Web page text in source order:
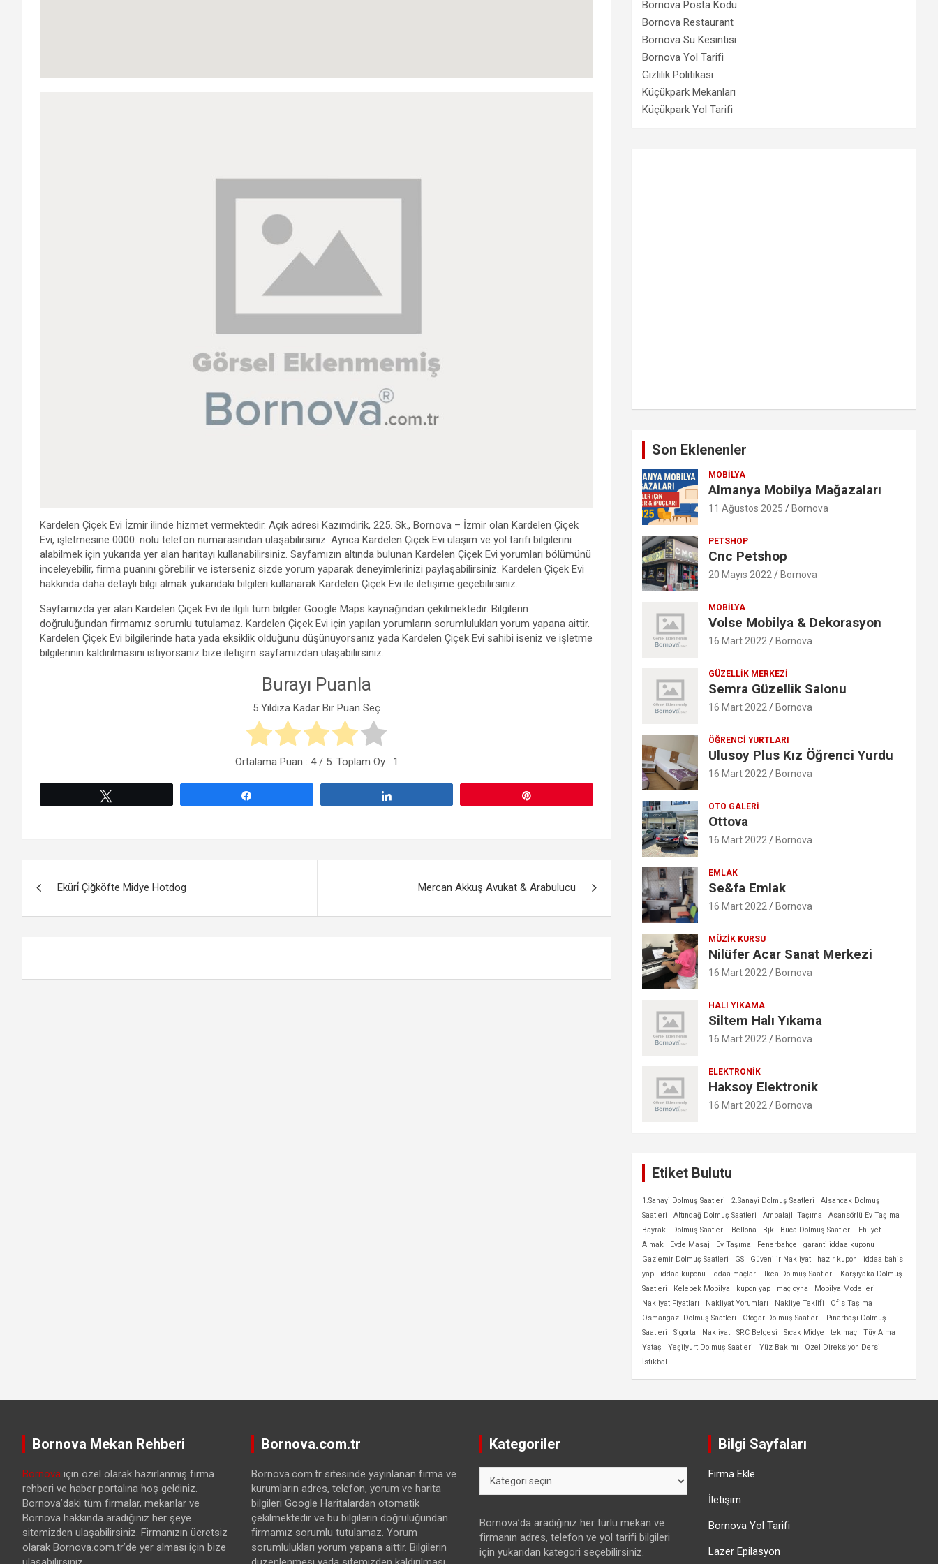
Kardelen Çiçek Evi İzmir ilinde hizmet vermektedir. Açık adresi Kazımdirik, 225. Sk., Bornova – İzmir olan Kardelen Çiçek
Evi, işletmesine 0000. nolu telefon numarasından ulaşabilirsiniz. Ayrıca Kardelen Çiçek Evi ulaşım ve yol tarifi bilgilerini
alabilmek için yukarıda yer alan haritayı kullanabilirsiniz. Sayfamızın altında bulunan Kardelen Çiçek Evi yorumları bölümünü
inceleyebilir, firma puanını görebilir ve isterseniz sizde yorum yaparak deneyimlerinizi paylaşabilirsiniz. Kardelen Çiçek Evi
hakkında daha detaylı bilgi almak yukarıdaki bilgileri kullanarak Kardelen Çiçek Evi ile iletişime geçebilirsiniz.
Sayfamızda yer alan Kardelen Çiçek Evi ile ilgili tüm bilgiler Google Maps kaynağından çekilmektedir. Bilgilerin
doğruluğundan firmamız sorumlu tutulamaz. Kardelen Çiçek Evi için yapılan yorumların sorumlulukları yorum yapana aittir.
Kardelen Çiçek Evi bilgilerinde hata yada eksiklik olduğunu düşünüyorsanız yada Kardelen Çiçek Evi sahibi iseniz ve işletme
bilgilerinin kaldırılmasını istiyorsanız bize iletişim sayfamızdan ulaşabilirsiniz.
Burayı Puanla
5 Yıldıza Kadar Bir Puan Seç
Ortalama Puan : 4/ 5. Toplam Oy : 1
gezinmesi
Eküri̇ Çiğköfte Midye Hotdog Mercan Akkuş Avukat & Arabulucu
Bornova Posta Kodu
Bornova Restaurant
Bornova Su Kesintisi
Bornova Yol Tarifi
Gizlilik Politikası
Küçükpark Mekanları
Küçükpark Yol Tarifi
Son Eklenenler
MOBILYA
Almanya Mobilya Mağazaları
11 Ağustos 2025 Bornova
PETSHOP
Cnc Petshop
20 Mayıs 2022 Bornova
MOBILYA
Volse Mobilya & Dekorasyon
16 Mart 2022 Bornova
GÜZELLIK MERKEZI
Semra Güzellik Salonu
16 Mart 2022 Bornova
ÖĞRENCI YURTLARI
Ulusoy Plus Kız Öğrenci Yurdu
16 Mart 2022 Bornova
OTO GALERI
Ottova
16 Mart 2022 Bornova
EMLAK
Se&fa Emlak
16 Mart 2022 Bornova
MÜZIK KURSU
Nilüfer Acar Sanat Merkezi
16 Mart 2022 Bornova
HALI YIKAMA
Siltem Halı Yıkama
16 Mart 2022 Bornova
ELEKTRONIK
Haksoy Elektronik
16 Mart 2022 Bornova
Etiket Bulutu
1.Sanayi Dolmuş Saatleri 2.Sanayi Dolmuş Saatleri
Alsancak Dolmuş
Saatleri
Altındağ Dolmuş Saatleri Ambalajlı Taşıma
Asansörlü Ev Taşıma
Bayraklı Dolmuş Saatleri
Bellona Bjk Buca Dolmuş Saatleri
Ehliyet
Almak
Evde Masaj Ev Taşıma Fenerbahçe
garanti iddaa kuponu
Gaziemir Dolmuş Saatleri
GS Güvenilir Nakliyat hazır kupon
iddaa bahis
yap
iddaa kuponu iddaa maçları Ikea Dolmuş Saatleri
Karşıyaka Dolmuş
Saatleri
Kelebek Mobilya kupon yap maç oyna
Mobilya Modelleri
Nakliyat Fiyatları
Nakliyat Yorumları Nakliye Teklifi
Ofis Taşıma
Osmangazi Dolmuş Saatleri
Otogar Dolmuş Saatleri
Pınarbaşı Dolmuş
Saatleri
Sigortalı Nakliyat SRC Belgesi Sıcak Midye tek maç
Tüy Alma
Yataş
Yeşilyurt Dolmuş Saatleri Yüz Bakımı
Özel Direksiyon Dersi
İstikbal
Bornova Mekan Rehberi
Bornova için özel olarak hazırlanmış firma
rehberi ve haber portalına hoş geldiniz.
Bornova’daki tüm firmalar, mekanlar ve
Bornova hakkında aradığınız her şeye
sitemizden ulaşabilirsiniz. Firmanızın ücretsiz
olarak Bornova.com.tr’de yer alması için bize
Bornova.com.tr
Bornova.com.tr sitesinde yayınlanan firma ve
kurumların adres, telefon, yorum ve harita
bilgileri Google Haritalardan otomatik
çekilmektedir ve bu bilgilerin doğruluğundan
firmamız sorumlu tutulamaz. Yorum
sorumlulukları yorum yapana aittir. Bilgilerin
Kategoriler
Bornova’da aradığınız her türlü mekan ve
firmanın adres, telefon ve yol tarifi bilgileri
için yukarıdan kategori seçebilirsiniz.
Bilgi Sayfaları
Firma Ekle
İletişim
Bornova Yol Tarifi
Lazer Epilasyon